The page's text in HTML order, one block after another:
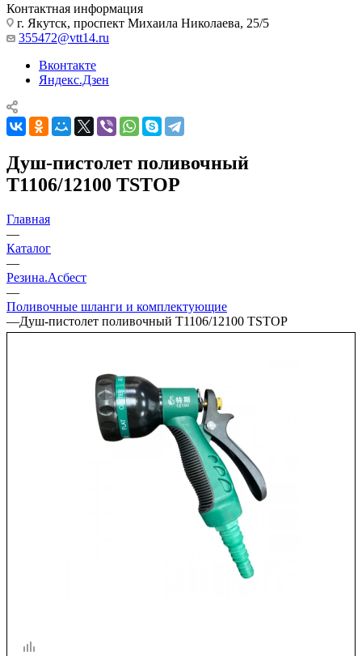
Контактная информация
г. Якутск, проспект Михаила Николаева, 25/5
355472@vtt14.ru
Вконтакте
Яндекс.Дзен
Душ-пистолет поливочный
T1106/12100 TSTOP
Главная
—
Каталог
—
Резина.Асбест
—
Поливочные шланги и комплектующие
—Душ-пистолет поливочный T1106/12100 TSTOP